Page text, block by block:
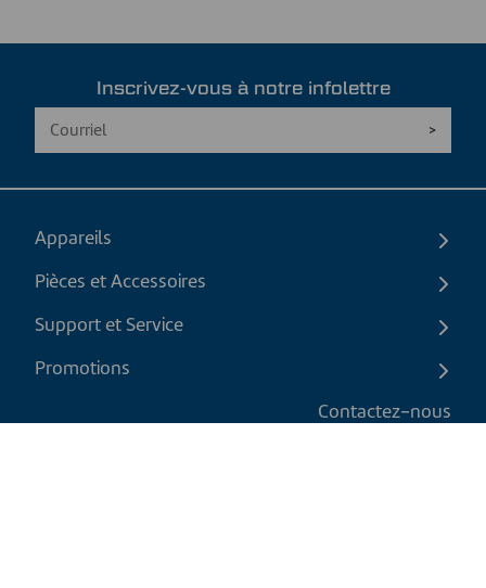
Inscrivez-vous à notre infolettre
Appareils
Pièces et Accessoires
Support et Service
Promotions
Contactez-nous